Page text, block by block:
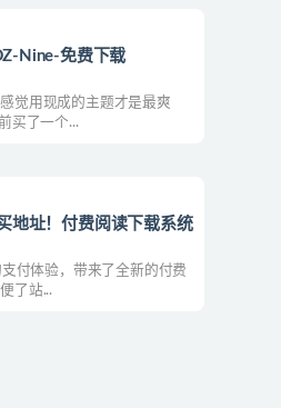
Nine-免费下载
觉用现成的主题才是最爽
买了一个...
地址！付费阅读下载系统
付体验，带来了全新的付费
了站...